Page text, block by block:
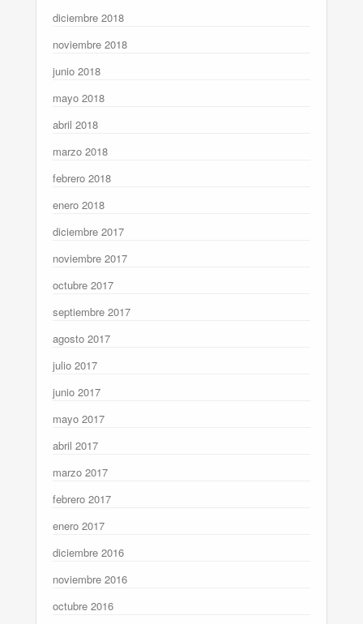
diciembre 2018
noviembre 2018
junio 2018
mayo 2018
abril 2018
marzo 2018
febrero 2018
enero 2018
diciembre 2017
noviembre 2017
octubre 2017
septiembre 2017
agosto 2017
julio 2017
junio 2017
mayo 2017
abril 2017
marzo 2017
febrero 2017
enero 2017
diciembre 2016
noviembre 2016
octubre 2016